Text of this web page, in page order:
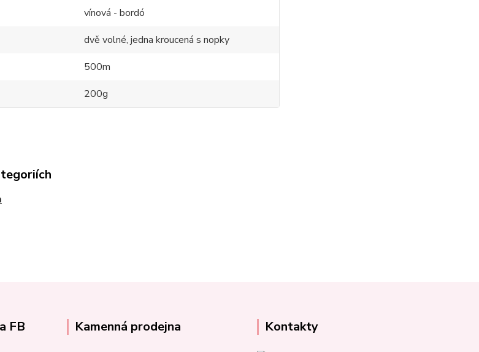
vínová - bordó
dvě volné, jedna kroucená s nopky
500m
200g
FB Kamenná prodejna Kontakty